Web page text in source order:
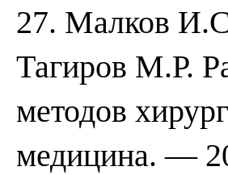
27. Малков
Тагиров М.Р.
методов
медицина. —